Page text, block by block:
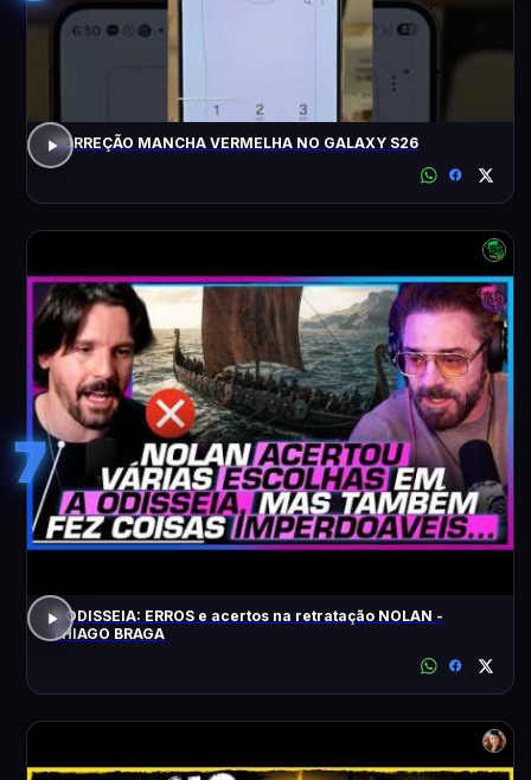
CORREÇÃO MANCHA VERMELHA NO GALAXY S26
7
A ODISSEIA: ERROS e acertos na retratação NOLAN -
THIAGO BRAGA